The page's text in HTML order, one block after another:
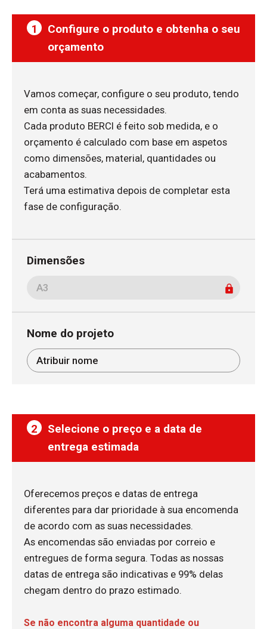
1
Configure o produto e obtenha o seu
orçamento
Vamos começar, configure o seu produto, tendo
em conta as suas necessidades.
Cada produto BERCI é feito sob medida, e o
orçamento é calculado com base em aspetos
como dimensões, material, quantidades ou
acabamentos.
Terá uma estimativa depois de completar esta
fase de configuração.
Dimensões
Nome do projeto
2
Selecione o preço e a data de
entrega estimada
Oferecemos preços e datas de entrega
diferentes para dar prioridade à sua encomenda
de acordo com as suas necessidades.
As encomendas são enviadas por correio e
entregues de forma segura. Todas as nossas
datas de entrega são indicativas e 99% delas
chegam dentro do prazo estimado.
Se não encontra alguma quantidade ou